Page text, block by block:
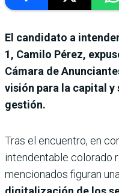
El candidato a
1, Camilo Pérez,
Cámara de
visión para la capital y
gestión.
Tras el encuentro, en
intendentable colorado
mencionados figuran una